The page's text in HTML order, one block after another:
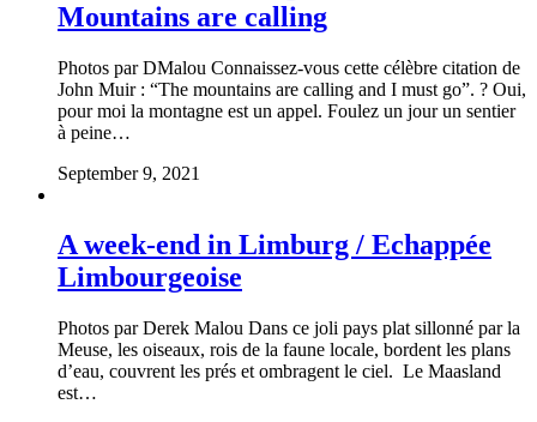
Mountains are calling
Photos par DMalou Connaissez-vous cette célèbre citation de
John Muir : “The mountains are calling and I must go”. ? Oui,
pour moi la montagne est un appel. Foulez un jour un sentier
à peine…
September 9, 2021
A week-end in Limburg / Echappée
Limbourgeoise
Photos par Derek Malou Dans ce joli pays plat sillonné par la
Meuse, les oiseaux, rois de la faune locale, bordent les plans
d’eau, couvrent les prés et ombragent le ciel. Le Maasland
est…